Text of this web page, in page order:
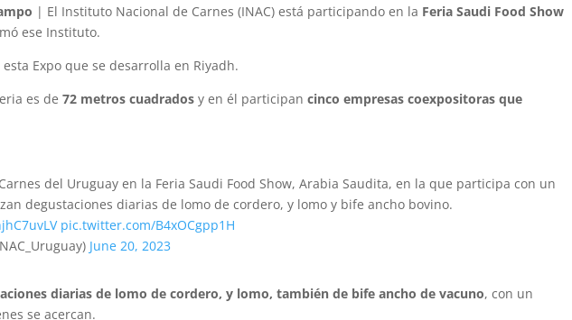
| El Instituto Nacional de Carnes (INAC) está participando en la Feria Saudi Food Show
ese Instituto.
Expo que se desarrolla en Riyadh.
es de72 metros cuadrados y en él participancinco empresas coexpositoras que
del Uruguay en la Feria Saudi Food Show, Arabia Saudita, en la que participa con un
degustaciones diarias de lomo de cordero, y lomo y bife ancho bovino.
pic.twitter.com/B4xOCgpp1H
June 20, 2023
diarias de lomo de cordero, y lomo, también de bife ancho de vacuno, con un
se acercan.